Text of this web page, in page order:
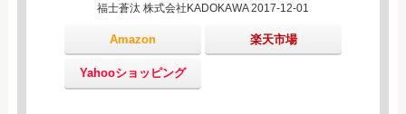
福士蒼汰 株式会社KADOKAWA 2017-12-01
Amazon 楽天市場
Yahooショッピング